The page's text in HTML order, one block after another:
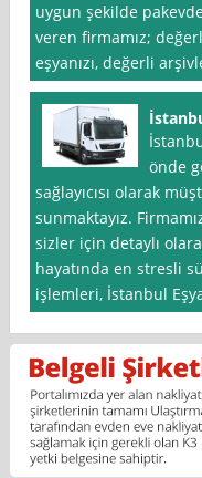
uygun şekilde
veren firmamız;
eşyanızı, değerli
önde
sağlayıcısı olarak
sunmaktayız.
sizler için detaylı
hayatında en stresli
işlemleri, İstanbul